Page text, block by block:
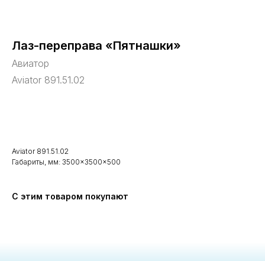
Лаз-переправа «Пятнашки»
Авиатор
Aviator 891.51.02
Aviator 891.51.02
Габариты, мм: 3500×3500×500
С этим товаром покупают